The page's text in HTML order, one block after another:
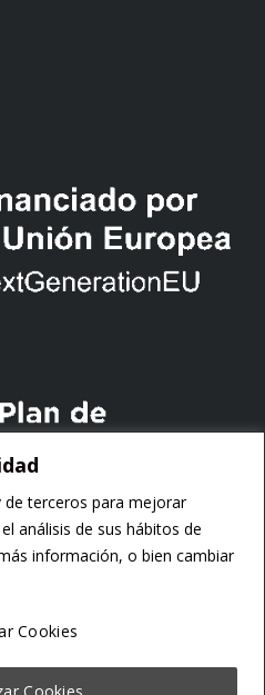
terceros para mejorar
análisis de sus hábitos de
información, o bien cambiar
Cookies
Cookies